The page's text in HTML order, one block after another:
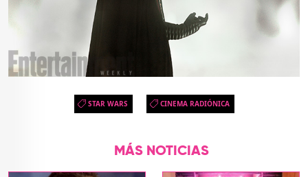
STAR WARS CINEMA RADIÓNICA
MÁS NOTICIAS